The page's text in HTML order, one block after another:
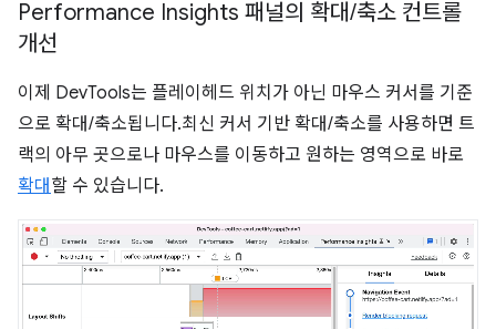
Performance Insights 패널의 확대/축소 컨트롤
개선
이제 DevTools는 플레이헤드 위치가 아닌 마우스 커서를 기준
으로 확대/축소됩니다.최신 커서 기반 확대/축소를 사용하면 트
랙의 아무 곳으로나 마우스를 이동하고 원하는 영역으로 바로
확대 할 수 있습니다.